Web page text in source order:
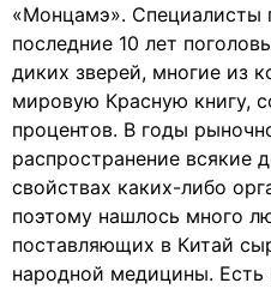
«Монцамэ». Специалисты
последние 10 лет
диких зверей, многие из
мировую Красную книгу,
процентов. В годы
распространение всякие
свойствах каких-либо
поэтому нашлось много
поставляющих в Китай
народной медицины. Есть